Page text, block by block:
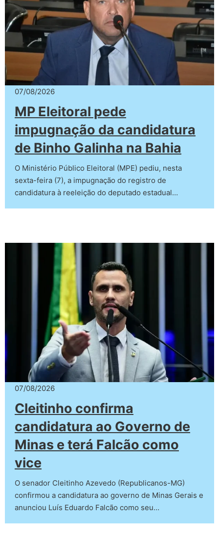
07/08/2026
MP Eleitoral pede
impugnação da candidatura
de Binho Galinha na Bahia
O Ministério Público Eleitoral (MPE) pediu, nesta
sexta-feira (7), a impugnação do registro de
candidatura à reeleição do deputado estadual…
07/08/2026
Cleitinho confirma
candidatura ao Governo de
Minas e terá Falcão como
vice
O senador Cleitinho Azevedo (Republicanos-MG)
confirmou a candidatura ao governo de Minas Gerais e
anunciou Luís Eduardo Falcão como seu…